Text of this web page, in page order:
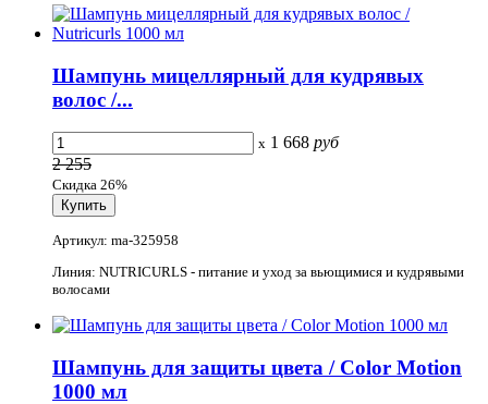
Шампунь мицеллярный для кудрявых
волос /...
x 1 668 руб
2 255
Скидка 26%
Артикул: ma-325958
Линия: NUTRICURLS - питание и уход за вьющимися и кудрявыми
волосами
Шампунь для защиты цвета / Color Motion
1000 мл